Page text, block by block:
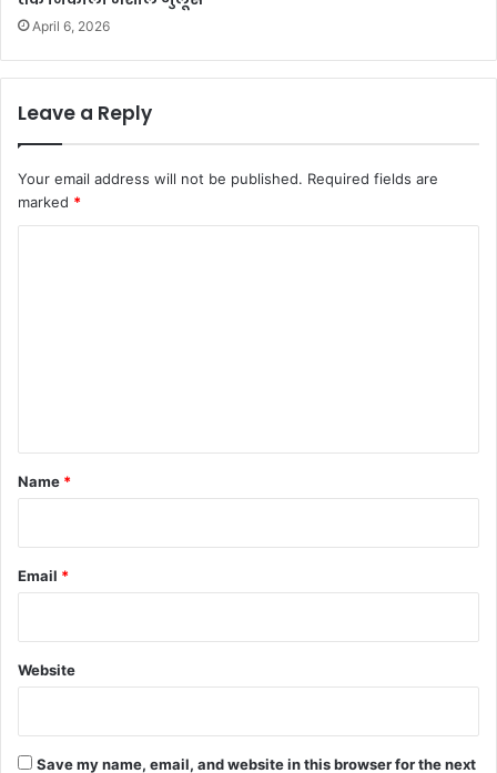
April 6, 2026
Leave a Reply
Your email address will not be published. Required fields are
marked *
*
Name *
Email *
Website
Save my name, email, and website in this browser for the next